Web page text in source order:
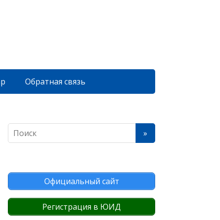
Обратная связь
Официальный сайт
Регистрация в ЮИД